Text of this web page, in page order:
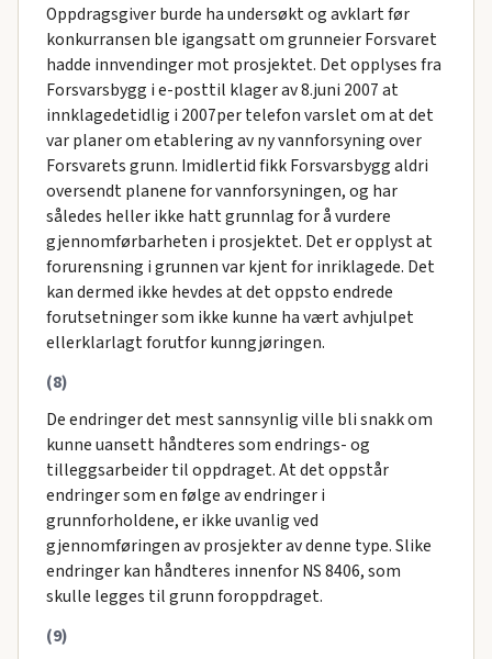
Oppdragsgiver burde ha undersøkt og avklart før
konkurransen ble igangsatt om grunneier Forsvaret
hadde innvendinger mot prosjektet. Det opplyses fra
Forsvarsbygg i e-posttil klager av 8.juni 2007 at
innklagedetidlig i 2007per telefon varslet om at det
var planer om etablering av ny vannforsyning over
Forsvarets grunn. Imidlertid fikk Forsvarsbygg aldri
oversendt planene for vannforsyningen, og har
således heller ikke hatt grunnlag for å vurdere
gjennomførbarheten i prosjektet. Det er opplyst at
forurensning i grunnen var kjent for inriklagede. Det
kan dermed ikke hevdes at det oppsto endrede
forutsetninger som ikke kunne ha vært avhjulpet
ellerklarlagt forutfor kunngjøringen.
(8)
De endringer det mest sannsynlig ville bli snakk om
kunne uansett håndteres som endrings- og
tilleggsarbeider til oppdraget. At det oppstår
endringer som en følge av endringer i
grunnforholdene, er ikke uvanlig ved
gjennomføringen av prosjekter av denne type. Slike
endringer kan håndteres innenfor NS 8406, som
skulle legges til grunn foroppdraget.
(9)